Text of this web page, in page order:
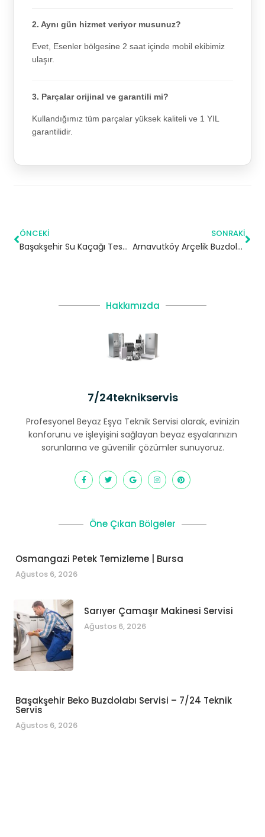
2. Aynı gün hizmet veriyor musunuz?
Evet, Esenler bölgesine 2 saat içinde mobil ekibimiz
ulaşır.
3. Parçalar orijinal ve garantili mi?
Kullandığımız tüm parçalar yüksek kaliteli ve 1 YIL
garantilidir.
ÖNCEKI
Başakşehir Su Kaçağı Tespiti – 7/24 Acil Servis
SONRAKI
Arnavutköy Arçelik Buzdolabı Servisi
Hakkımızda
7/24teknikservis
Profesyonel Beyaz Eşya Teknik Servisi olarak, evinizin
konforunu ve işleyişini sağlayan beyaz eşyalarınızın
sorunlarına ve güvenilir çözümler sunuyoruz.
Öne Çıkan Bölgeler
Osmangazi Petek Temizleme | Bursa
Ağustos 6, 2026
Sarıyer Çamaşır Makinesi Servisi
Ağustos 6, 2026
Başakşehir Beko Buzdolabı Servisi – 7/24 Teknik
Servis
Ağustos 6, 2026